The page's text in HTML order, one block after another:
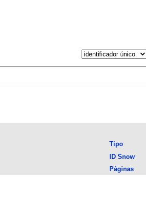
Tipo
ID Snow
Páginas